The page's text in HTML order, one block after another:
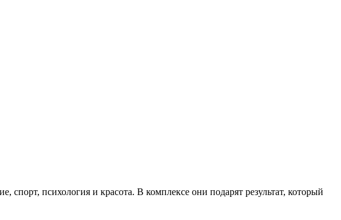
психология и красота. В комплексе они подарят результат, который